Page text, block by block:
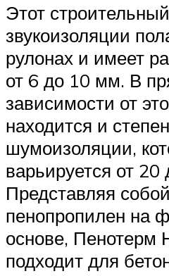
Этот
звукоизоляции
рулонах и имеет
от 6 до 10 мм. В
зависимости от
находится и
шумоизоляции,
варьируется от
Представляя
пенопропилен на
основе,
подходит для